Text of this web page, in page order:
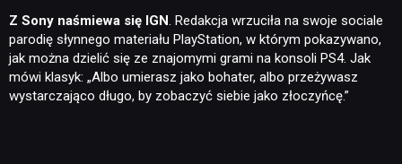
Z Sony naśmiewa się IGN. Redakcja wrzuciła na swoje sociale
parodię słynnego materiału PlayStation, w którym pokazywano,
jak można dzielić się ze znajomymi grami na konsoli PS4. Jak
mówi klasyk: „Albo umierasz jako bohater, albo przeżywasz
wystarczająco długo, by zobaczyć siebie jako złoczyńcę.”